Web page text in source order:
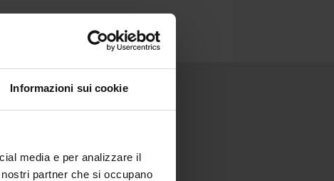
Informazioni sui cookie
media e per analizzare il
partner che si occupano